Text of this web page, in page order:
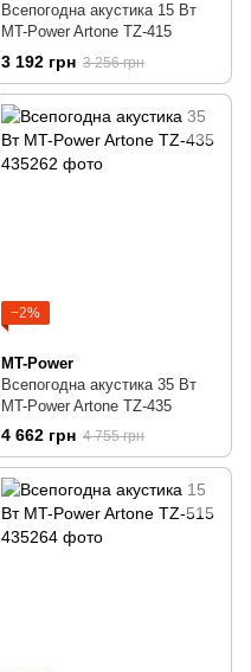
Всепогодна акустика 15 Вт
MT-Power Artone TZ-415
3 192 грн 3 256 грн
−2%
MT-Power
Всепогодна акустика 35 Вт
MT-Power Artone TZ-435
4 662 грн 4 755 грн